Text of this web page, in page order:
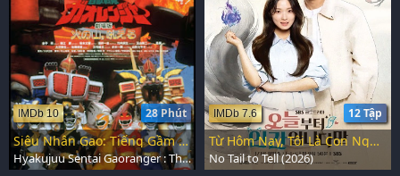
28 Phút
IMDb 10
Siêu Nhân Gao: Tiếng Gầm Của Núi Lửa
Hyakujuu Sentai Gaoranger : The Fire Mountain Roars (2001)
12 Tập
IMDb 7.6
Từ Hôm Nay, Tôi Là Con Người
No Tail to Tell (2026)